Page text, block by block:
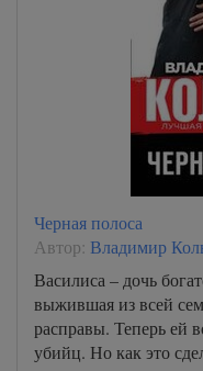
Черная полоса
Автор: Владимир
Василиса – дочь
выжившая из всей
расправы. Теперь ей
убийц. Но как это